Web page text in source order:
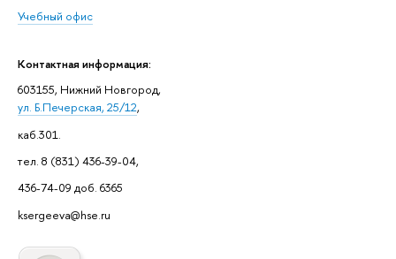
Учебный офис
Контактная информация:
603155, Нижний Новгород,
ул. Б.Печерская, 25/12,
каб.301.
тел. 8 (831) 436-39-04,
436-74-09 доб. 6365
ksergeeva@hse.ru